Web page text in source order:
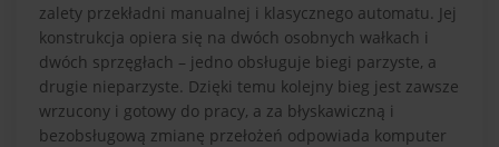
zalety przekładni manualnej i klasycznego automatu. Jej
konstrukcja opiera się na dwóch osobnych wałkach i
dwóch sprzęgłach – jedno obsługuje biegi parzyste, a
drugie nieparzyste. Dzięki temu kolejny bieg jest zawsze
wrzucony i gotowy do pracy, a za błyskawiczną i
bezobsługową zmianę przełożeń odpowiada komputer